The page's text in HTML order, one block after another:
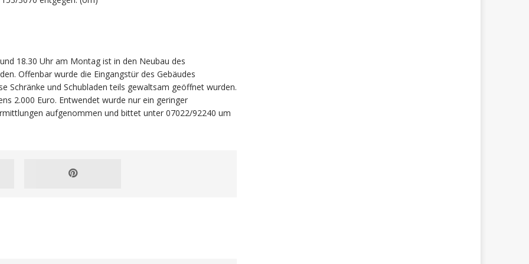
18.30 Uhr am Montag ist in den Neubau des
Offenbar wurde die Eingangstür des Gebäudes
Schränke und Schubladen teils gewaltsam geöffnet wurden.
2.000 Euro. Entwendet wurde nur ein geringer
aufgenommen und bittet unter 07022/92240 um